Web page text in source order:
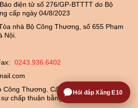
điện tử số 276/GP-BTTTT do Bộ
cấp ngày 04/8/2023
nhà Bộ Công Thương, số 655 Phạm
Nội.
0243.936.6402
Công Thương. Cấm sao chép dưới mọi
chấp thuận bằng văn bản.
Hỏi đáp Xăng E10